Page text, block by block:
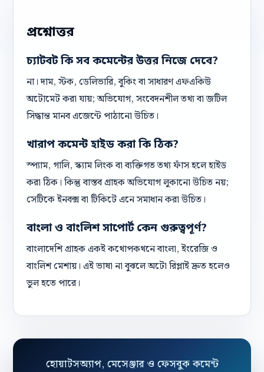
প্রশ্নোত্তর
চ্যাটবট কি সব কমেন্টের উত্তর নিজে দেবে?
না। দাম, স্টক, ডেলিভারি, বুকিং বা সাধারণ এফএকিউ
অটোমেট করা যায়; অভিযোগ, সংবেদনশীল তথ্য বা জটিল
সিদ্ধান্ত মানব এজেন্টে পাঠানো উচিত।
খারাপ কমেন্ট হাইড করা কি ঠিক?
স্প্যাম, গালি, স্ক্যাম লিংক বা ব্যক্তিগত তথ্য ফাঁস হলে হাইড
করা ঠিক। কিন্তু বাস্তব গ্রাহক অভিযোগ লুকানো উচিত নয়;
সেটিকে ইনবক্স বা টিকিটে এনে সমাধান করা উচিত।
বাংলা ও বাংলিশ সাপোর্ট কেন গুরুত্বপূর্ণ?
বাংলাদেশি গ্রাহক একই কথোপকথনে বাংলা, ইংরেজি ও
বাংলিশ মেশায়। এই ভাষা না বুঝলে অটো রিপ্লাই দ্রুত হলেও
ভুল হতে পারে।
হোয়াটসঅ্যাপ, মেসেঞ্জার ও ফেসবুক কমেন্ট